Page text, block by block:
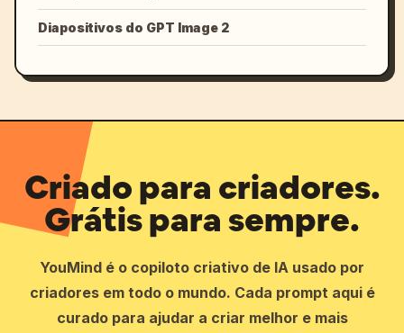
Diapositivos do GPT Image 2
Criado para criadores.
Grátis para sempre.
YouMind é o copiloto criativo de IA usado por
criadores em todo o mundo. Cada prompt aqui é
curado para ajudar a criar melhor e mais